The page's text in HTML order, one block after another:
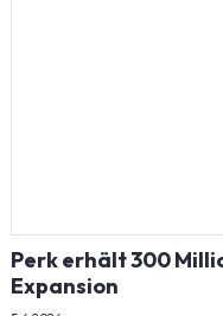
Perk erhält 300
Expansion